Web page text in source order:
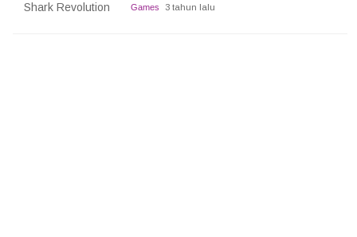
Games 3 tahun lalu